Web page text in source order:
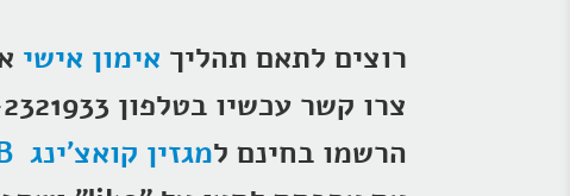
רוצים לתאם תהליך אימון אישי
צרו קשר עכשיו בטלפון 054-2321933 או במייל
הרשמו בחינם למגזין קואצ'ינג DIB